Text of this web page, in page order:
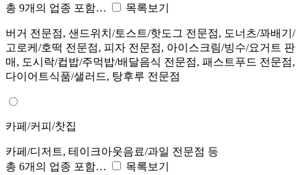
총 9개의 업종 포함…
목록보기
버거 전문점, 샌드위치/토스트/핫도그 전문점, 도너츠/꽈배기/
고로케/호떡 전문점, 피자 전문점, 아이스크림/빙수/요거트 판
매, 도시락/컵밥/주먹밥/배달음식 전문점, 패스트푸드 전문점,
다이어트식품/샐러드, 탕후루 전문점
카페/커피/찻집
카페/디저트, 테이크아웃음료/과일 전문점 등
총 6개의 업종 포함…
목록보기